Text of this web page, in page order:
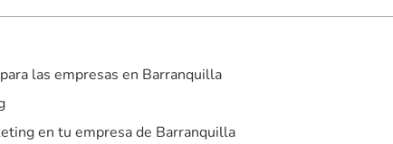
las empresas en Barranquilla
en tu empresa de Barranquilla